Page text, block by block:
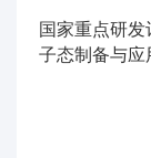
国家重点研
子态制备与应